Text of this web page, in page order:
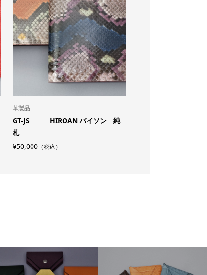
革製品
GT-JS HIROAN パイソン 純
札
¥50,000（税込）